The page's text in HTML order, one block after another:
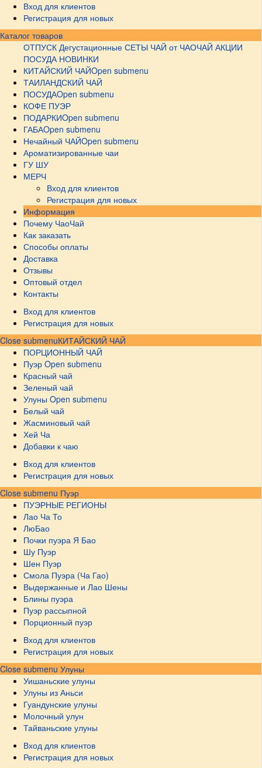
Вход для клиентов
Регистрация для новых
Каталог товаров
ОТПУСК Дегустационные СЕТЫ ЧАЙ от ЧАОЧАЙ АКЦИИ
ПОСУДА НОВИНКИ
КИТАЙСКИЙ ЧАЙOpen submenu
ТАИЛАНДСКИЙ ЧАЙ
ПОСУДАOpen submenu
КОФЕ ПУЭР
ПОДАРКИOpen submenu
ГАБАOpen submenu
Нечайный ЧАЙOpen submenu
Ароматизированные чаи
ГУ ШУ
МЕРЧ
Вход для клиентов
Регистрация для новых
Информация
Почему ЧаоЧай
Как заказать
Способы оплаты
Доставка
Отзывы
Оптовый отдел
Контакты
Вход для клиентов
Регистрация для новых
Close submenuКИТАЙСКИЙ ЧАЙ
ПОРЦИОННЫЙ ЧАЙ
Пуэр Open submenu
Красный чай
Зеленый чай
Улуны Open submenu
Белый чай
Жасминовый чай
Хей Ча
Добавки к чаю
Вход для клиентов
Регистрация для новых
Close submenu Пуэр
ПУЭРНЫЕ РЕГИОНЫ
Лао Ча То
ЛюБао
Почки пуэра Я Бао
Шу Пуэр
Шен Пуэр
Смола Пуэра (Ча Гао)
Выдержанные и Лао Шены
Блины пуэра
Пуэр рассыпной
Порционный пуэр
Вход для клиентов
Регистрация для новых
Close submenu Улуны
Уишаньские улуны
Улуны из Аньси
Гуандунские улуны
Молочный улун
Тайваньские улуны
Вход для клиентов
Регистрация для новых